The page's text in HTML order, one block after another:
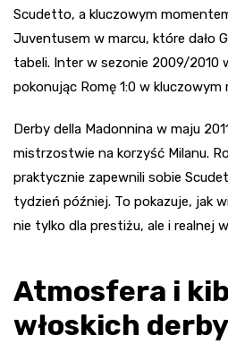
Scudetto, a kluczowym
Juventusem w marcu, które dało
tabeli. Inter w sezonie 2009/2010
pokonując Romę 1:0 w kluczowym
Derby della Madonnina w maju
mistrzostwie na korzyść Milanu.
praktycznie zapewnili sobie
tydzień później. To pokazuje, jak
nie tylko dla prestiżu, ale i realnej
Atmosfera i
włoskich derby